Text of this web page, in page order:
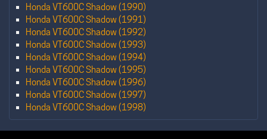
Honda VT600C Shadow (1990)
Honda VT600C Shadow (1991)
Honda VT600C Shadow (1992)
Honda VT600C Shadow (1993)
Honda VT600C Shadow (1994)
Honda VT600C Shadow (1995)
Honda VT600C Shadow (1996)
Honda VT600C Shadow (1997)
Honda VT600C Shadow (1998)